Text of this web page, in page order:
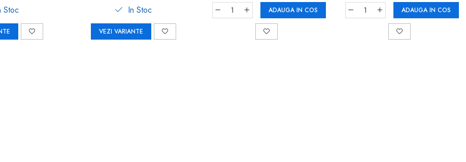
Stoc In Stoc
VEZI VARIANTE
ADAUGA IN COS ADAUGA IN COS